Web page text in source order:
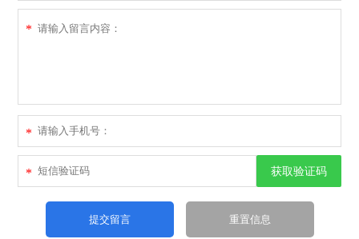
*
*
* 获取验证码